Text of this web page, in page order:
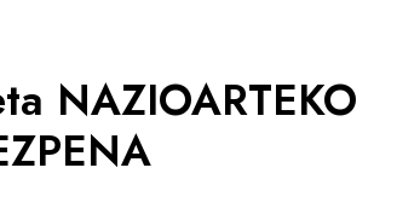
NAZIOARTEKO